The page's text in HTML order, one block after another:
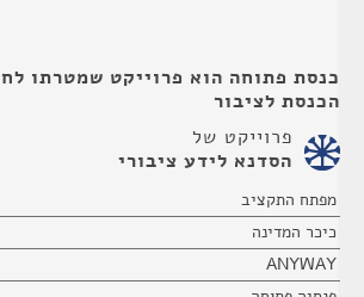
כנסת פתוחה הוא פרוייקט שמטרתו
הכנסת לציבור
פרוייקט של
הסדנא לידע ציבורי
מפתח התקציב
כיכר המדינה
ANYWAY